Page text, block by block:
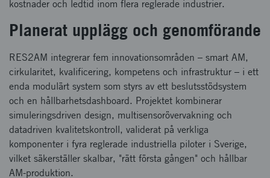
kostnader och ledtid inom flera reglerade industrier.
Planerat upplägg och genomförande
RES2AM integrerar fem innovationsområden – smart AM,
cirkularitet, kvalificering, kompetens och infrastruktur – i ett
enda modulärt system som styrs av ett beslutsstödsystem
och en hållbarhetsdashboard. Projektet kombinerar
simuleringsdriven design, multisensorövervakning och
datadriven kvalitetskontroll, validerat på verkliga
komponenter i fyra reglerade industriella piloter i Sverige,
vilket säkerställer skalbar, "rätt första gången" och hållbar
AM-produktion.